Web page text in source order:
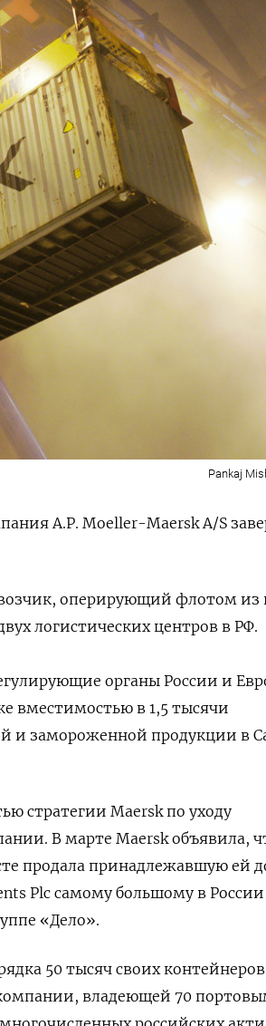
Pankaj
A.P. Moeller-Maersk A/S
оперирующий флотом из
логистических центров в РФ.
органы России и
вместимостью в 1,5 тысячи
и замороженной продукции в
стратегии Maersk по уходу
В марте Maersk объявила,
продала принадлежавшую ей
Plc самому большому в России
«Дело».
50 тысяч своих
владеющей 70